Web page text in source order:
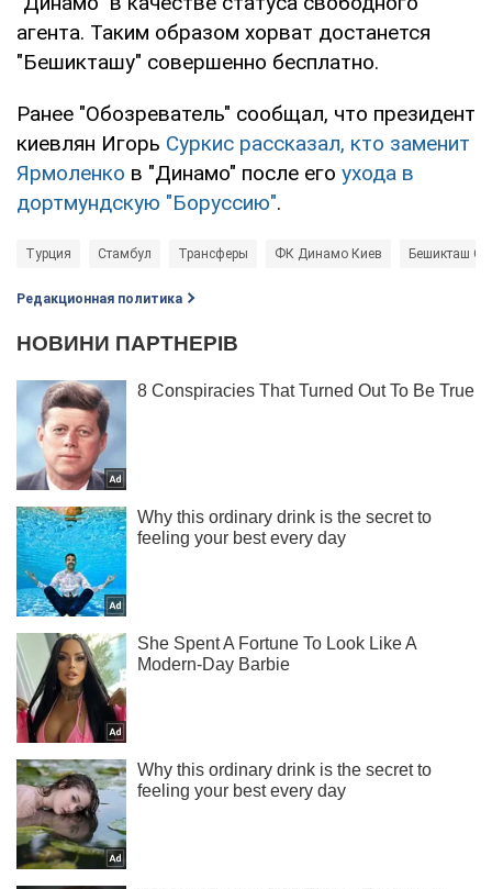
агента. Таким образом хорват достанется
"Бешикташу" совершенно бесплатно.
Ранее "Обозреватель" сообщал, что президент
киевлян Игорь Суркис рассказал, кто заменит
Ярмоленко в "Динамо" после его ухода в
дортмундскую "Боруссию".
Турция Стамбул Трансферы ФК Динамо Киев Бешикташ
Редакционная политика